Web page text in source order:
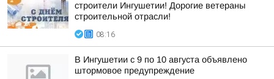
строители Ингушетии! Дорогие ветераны
строительной отрасли!
08:16
В Ингушетии с 9 по 10 августа объявлено
штормовое предупреждение